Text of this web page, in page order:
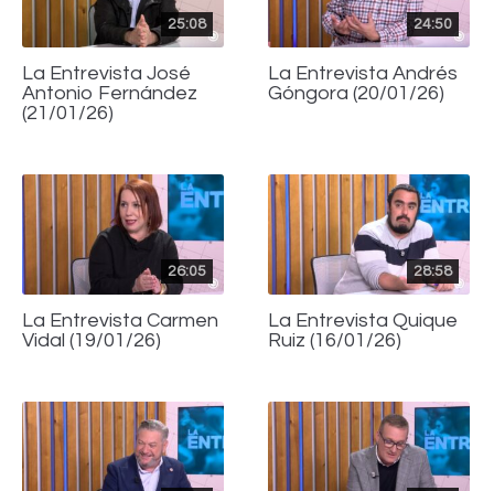
25:08
La Entrevista José
Antonio Fernández
(21/01/26)
24:50
La Entrevista Andrés
Góngora (20/01/26)
26:05
La Entrevista Carmen
Vidal (19/01/26)
28:58
La Entrevista Quique
Ruiz (16/01/26)